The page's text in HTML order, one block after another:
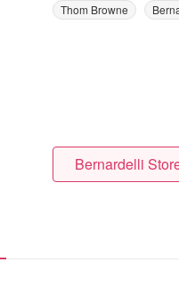
Thom Browne
Bernardelli